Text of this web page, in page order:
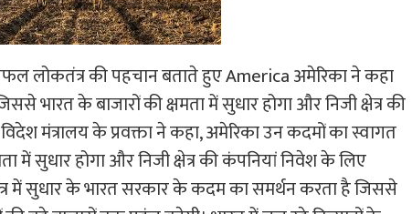
लोकतंत्र की पहचान बताते हुए America अमेरिका ने कहा
भारत के बाजारों की क्षमता में सुधार होगा और निजी क्षेत्र की
मंत्रालय के प्रवक्ता ने कहा, अमेरिका उन कदमों का स्वागत
में सुधार होगा और निजी क्षेत्र की कंपनियां निवेश के लिए
में सुधार के भारत सरकार के कदम का समर्थन करता है जिससे